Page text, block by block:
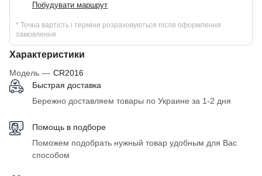
Побудувати маршрут
* Точна вартість і терміни розраховуються після оформлення
замовлення
Характеристики
Модель — CR2016
Быстрая доставка
Бережно доставляем товары по Украине за 1-2 дня
Помощь в подборе
Поможем подобрать нужный товар удобным для Вас
способом